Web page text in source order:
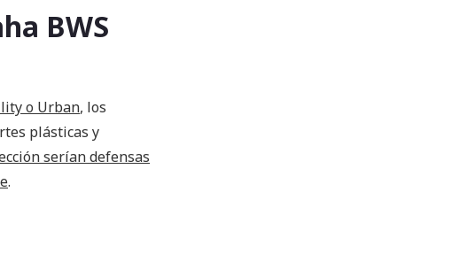
BWS
o Urban, los
plásticas y
serían defensas
.